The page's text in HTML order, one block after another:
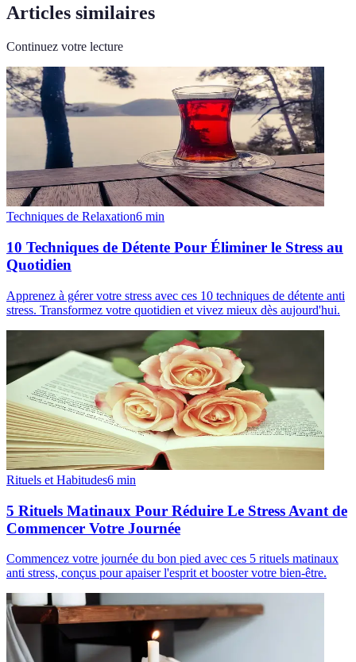
Articles similaires
Continuez votre lecture
Techniques de Relaxation6 min
10 Techniques de Détente Pour Éliminer le Stress au
Quotidien
Apprenez à gérer votre stress avec ces 10 techniques de détente anti
stress. Transformez votre quotidien et vivez mieux dès aujourd'hui.
Rituels et Habitudes6 min
5 Rituels Matinaux Pour Réduire Le Stress Avant de
Commencer Votre Journée
Commencez votre journée du bon pied avec ces 5 rituels matinaux
anti stress, conçus pour apaiser l'esprit et booster votre bien-être.